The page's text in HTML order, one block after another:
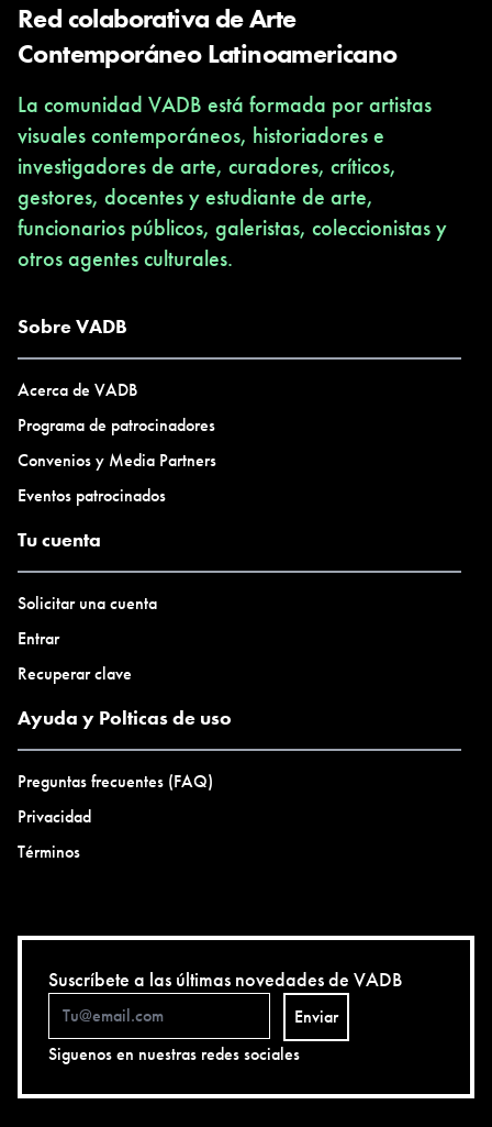
Red colaborativa de Arte
Contemporáneo Latinoamericano
La comunidad VADB está formada por artistas
visuales contemporáneos, historiadores e
investigadores de arte, curadores, críticos,
gestores, docentes y estudiante de arte,
funcionarios públicos, galeristas, coleccionistas y
otros agentes culturales.
Sobre VADB
Acerca de VADB
Programa de patrocinadores
Convenios y Media Partners
Eventos patrocinados
Tu cuenta
Solicitar una cuenta
Entrar
Recuperar clave
Ayuda y Polticas de uso
Preguntas frecuentes (FAQ)
Privacidad
Términos
Suscríbete a las últimas novedades de VADB
Enviar
Siguenos en nuestras redes sociales